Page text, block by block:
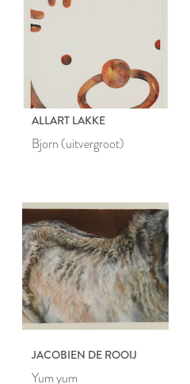
ALLART LAKKE
Bjorn (uitvergroot)
JACOBIEN DE ROOIJ
Yum yum